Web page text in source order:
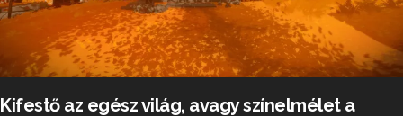
Kifestő az egész világ, avagy színelmélet a